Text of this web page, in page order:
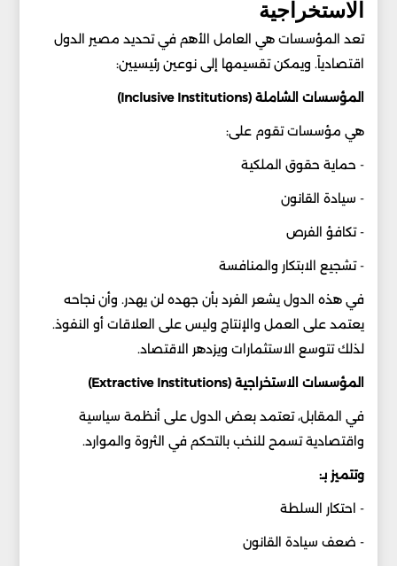
الاستخراجية
تعد المؤسسات هي العامل الأهم في تحديد مصير الدول
اقتصادياً. ويمكن تقسيمها إلى نوعين رئيسيين:
المؤسسات الشاملة (Inclusive Institutions)
هي مؤسسات تقوم على:
- حماية حقوق الملكية
- سيادة القانون
- تكافؤ الفرص
- تشجيع الابتكار والمنافسة
في هذه الدول يشعر الفرد بأن جهده لن يهدر. وأن نجاحه
يعتمد على العمل والإنتاج وليس على العلاقات أو النفوذ.
لذلك تتوسع الاستثمارات ويزدهر الاقتصاد.
المؤسسات الاستخراجية (Extractive Institutions)
في المقابل، تعتمد بعض الدول على أنظمة سياسية
واقتصادية تسمح للنخب بالتحكم في الثروة والموارد.
وتتميز بـ:
- احتكار السلطة
- ضعف سيادة القانون